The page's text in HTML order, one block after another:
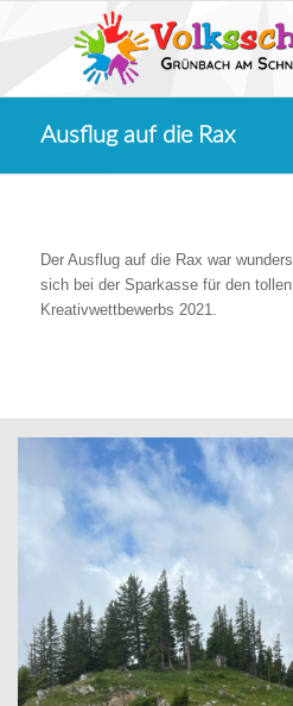
Ausflug auf die Rax
Der Ausflug auf die Rax war
sich bei der Sparkasse für den
Kreativwettbewerbs 2021.